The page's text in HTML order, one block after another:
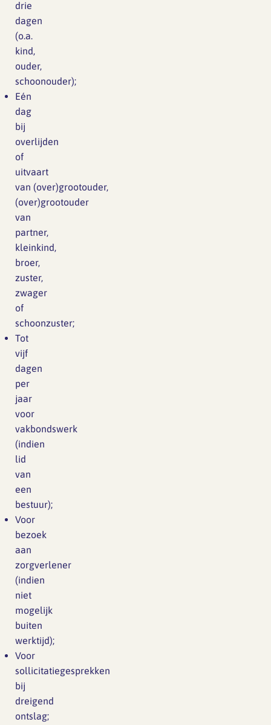
drie
dagen
(o.a.
kind,
ouder,
schoonouder);
Eén
dag
bij
overlijden
of
uitvaart
van (over)grootouder,
(over)grootouder
van
partner,
kleinkind,
broer,
zuster,
zwager
of
schoonzuster;
Tot
vijf
dagen
per
jaar
voor
vakbondswerk
(indien
lid
van
een
bestuur);
Voor
bezoek
aan
zorgverlener
(indien
niet
mogelijk
buiten
werktijd);
Voor
sollicitatiegesprekken
bij
dreigend
ontslag;